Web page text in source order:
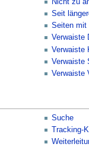
Seit
Seiten mit
Verwaiste
Verwaiste
Verwaiste
Verwaiste
Suche
Tracking-